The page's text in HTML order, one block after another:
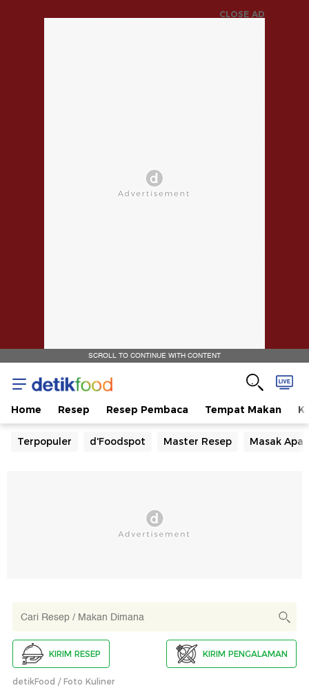
CLOSE AD
SCROLL TO CONTINUE WITH CONTENT
Home Resep Resep Pembaca Tempat Makan
Terpopuler d'Foodspot Master Resep Masak Apa
KIRIM RESEP KIRIM PENGALAMAN
detikFood Foto Kuliner